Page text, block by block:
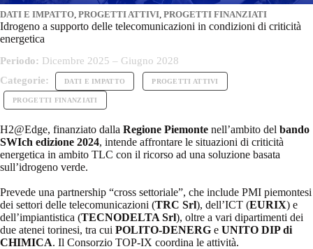
DATI E IMPATTO PROGETTI ATTIVI PROGETTI FINANZIATI
Idrogeno a supporto delle telecomunicazioni in condizioni di criticità
energetica
Periodo: Dicembre 2025 – Giugno 2028
Categorie:
DATI E IMPATTO PROGETTI ATTIVI
PROGETTI FINANZIATI
H2@Edge, finanziato dalla Regione Piemonte nell’ambito del bando
SWIch edizione 2024, intende affrontare le situazioni di criticità
energetica in ambito TLC con il ricorso ad una soluzione basata
sull’idrogeno verde.
Prevede una partnership “cross settoriale”, che include PMI piemontesi
dei settori delle telecomunicazioni (TRC Srl), dell’ICT (EURIX) e
dell’impiantistica (TECNODELTA Srl), oltre a vari dipartimenti dei
due atenei torinesi, tra cui POLITO-DENERG e UNITO DIP di
CHIMICA. Il Consorzio TOP-IX coordina le attività.